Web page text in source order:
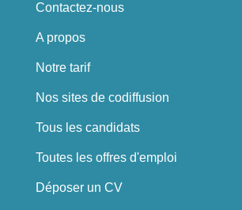
Contactez-nous
A propos
Notre tarif
Nos sites de codiffusion
Tous les candidats
Toutes les offres d'emploi
Déposer un CV